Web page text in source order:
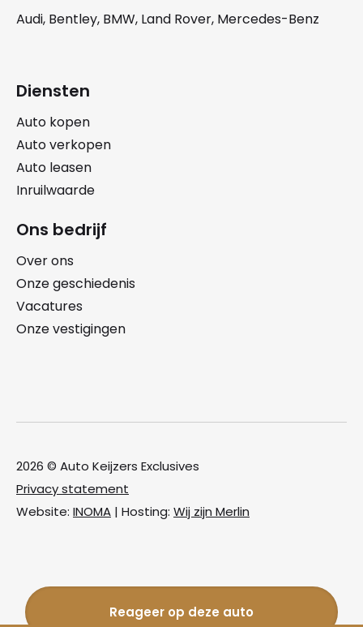
Reageer op deze auto
Audi, Bentley, BMW, Land Rover, Mercedes-Benz
Diensten
Auto kopen
Auto verkopen
Auto leasen
Inruilwaarde
Ons bedrijf
Over ons
Onze geschiedenis
Vacatures
Onze vestigingen
2026 © Auto Keijzers Exclusives
Privacy statement
Website: INOMA | Hosting: Wij zijn Merlin